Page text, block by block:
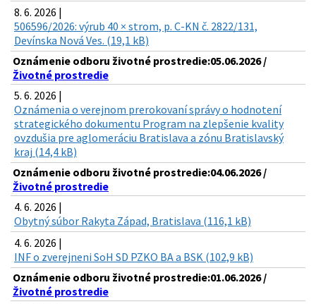
8. 6. 2026 |
506596/2026: výrub 40 × strom, p. C-KN č. 2822/131,
Devínska Nová Ves. (19,1 kB)
Oznámenie odboru životné prostredie:05.06.2026 /
Životné prostredie
5. 6. 2026 |
Oznámenia o verejnom prerokovaní správy o hodnotení
strategického dokumentu Program na zlepšenie kvality
ovzdušia pre aglomeráciu Bratislava a zónu Bratislavský
kraj (14,4 kB)
Oznámenie odboru životné prostredie:04.06.2026 /
Životné prostredie
4. 6. 2026 |
Obytný súbor Rakyta Západ, Bratislava (116,1 kB)
4. 6. 2026 |
INF o zverejneni SoH SD PZKO BA a BSK (102,9 kB)
Oznámenie odboru životné prostredie:01.06.2026 /
Životné prostredie